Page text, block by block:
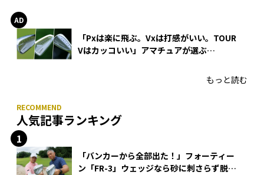
「Pxは楽に飛ぶ。Vxは打感がいい。TOUR
Vはカッコいい」アマチュアが選ぶ
もっと読む
人気記事ランキング
「バンカーから全部出た！」フォーティー
ン「FR-3」ウェッジなら砂に刺さらず脱出